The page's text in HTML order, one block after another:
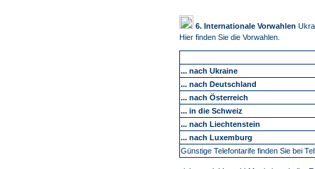
6. Internationale Vorwahlen
Hier finden Sie die Vorwahlen.
... nach Ukraine
... nach Deutschland
... nach Österreich
... in die Schweiz
... nach Liechtenstein
... nach Luxemburg
Günstige Telefontarife finden Sie bei